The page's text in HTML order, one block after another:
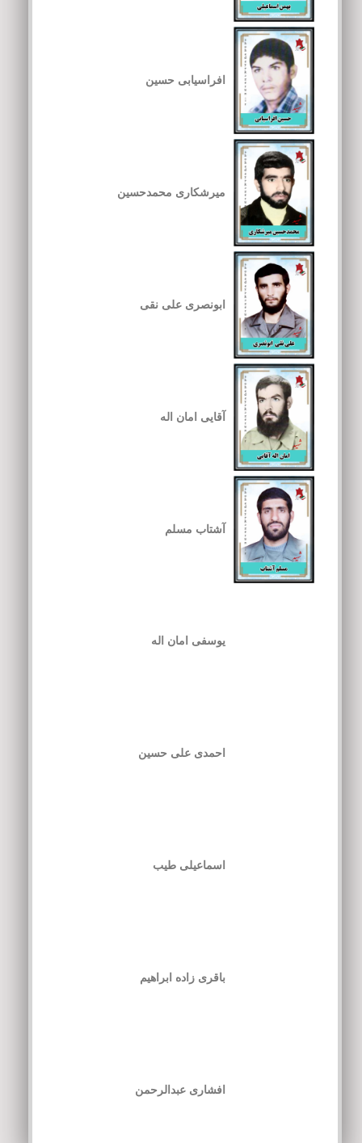
افراسیابی حسین
میرشکاری محمدحسین
ابونصری علی نقی
آقایی امان اله
آشتاب مسلم
یوسفی امان اله
احمدی علی حسین
اسماعیلی طیب
باقری زاده ابراهیم
افشاری عبدالرحمن